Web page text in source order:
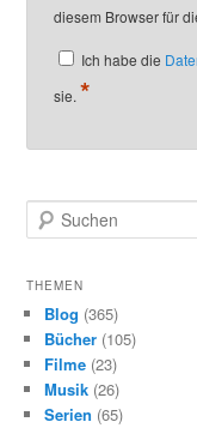
diesem Browser für
Ich habe die
sie. *
u
h
THEMEN
Blog (365)
Bücher (105)
Filme (23)
Musik (26)
Serien (65)